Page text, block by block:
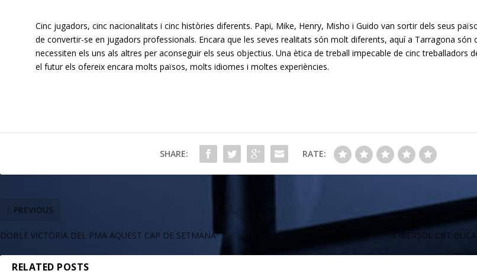
Cinc jugadors, cinc nacionalitats i cinc històries diferents. Papi, Mike, Henry, Misho i Guido van sortir dels seus
de convertir-se en jugadors professionals. Encara que les seves realitats són molt diferents, aquí a Tarragona són
necessiten els uns als altres per aconseguir els seus objectius. Una ètica de treball impecable de cinc treballadors
el futur els ofereix encara molts països, molts idiomes i moltes experiències.
SHARE: RATE:
PREVIOUS
DOBLE VICTÒRIA DEL PMA AQUEST CAP DE SETMANA L’IBERSOL CBT
RELATED POSTS